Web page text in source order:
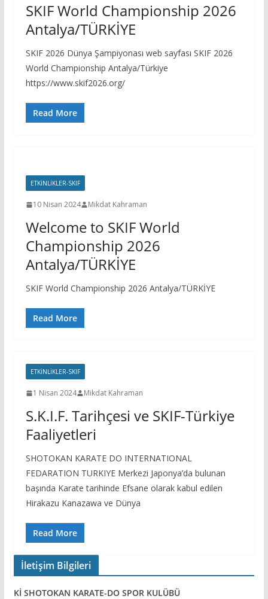
SKIF World Championship 2026
Antalya/TÜRKİYE
SKIF 2026 Dünya Şampiyonası web sayfası SKIF 2026
World Championship Antalya/Türkiye
https://www.skif2026.org/
Read More
ETKINLIKLER-SKIF
10 Nisan 2024 Mikdat Kahraman
Welcome to SKIF World
Championship 2026
Antalya/TÜRKİYE
SKIF World Championship 2026 Antalya/TÜRKİYE
Read More
ETKINLIKLER-SKIF
1 Nisan 2024 Mikdat Kahraman
S.K.I.F. Tarihçesi ve SKIF-Türkiye
Faaliyetleri
SHOTOKAN KARATE DO INTERNATIONAL
FEDARATION TURKIYE Merkezi Japonya’da bulunan
başında Karate tarihinde Efsane olarak kabul edilen
Hirakazu Kanazawa ve Dünya
Read More
İletişim Bilgileri
Kİ SHOTOKAN KARATE-DO SPOR KULÜBÜ